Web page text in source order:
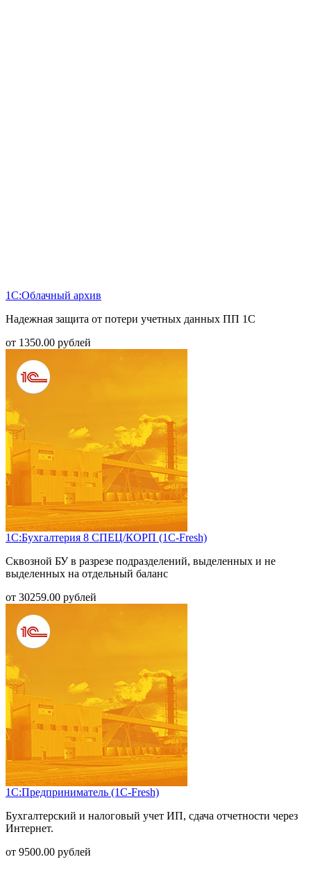
1С:Облачный архив
Надежная защита от потери учетных данных ПП 1С
от 1350.00 рублей
1С:Бухгалтерия 8 СПЕЦ/КОРП (1С-Fresh)
Сквозной БУ в разрезе подразделений, выделенных и не
выделенных на отдельный баланс
от 30259.00 рублей
1С:Предприниматель (1С-Fresh)
Бухгалтерский и налоговый учет ИП, сдача отчетности через
Интернет.
от 9500.00 рублей